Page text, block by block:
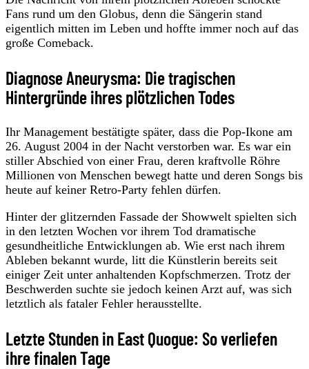
Fans rund um den Globus, denn die Sängerin stand
eigentlich mitten im Leben und hoffte immer noch auf das
große Comeback.
Diagnose Aneurysma: Die tragischen
Hintergründe ihres plötzlichen Todes
Ihr Management bestätigte später, dass die Pop-Ikone am
26. August 2004 in der Nacht verstorben war. Es war ein
stiller Abschied von einer Frau, deren kraftvolle Röhre
Millionen von Menschen bewegt hatte und deren Songs bis
heute auf keiner Retro-Party fehlen dürfen.
Hinter der glitzernden Fassade der Showwelt spielten sich
in den letzten Wochen vor ihrem Tod dramatische
gesundheitliche Entwicklungen ab. Wie erst nach ihrem
Ableben bekannt wurde, litt die Künstlerin bereits seit
einiger Zeit unter anhaltenden Kopfschmerzen. Trotz der
Beschwerden suchte sie jedoch keinen Arzt auf, was sich
letztlich als fataler Fehler herausstellte.
Letzte Stunden in East Quogue: So verliefen
ihre finalen Tage